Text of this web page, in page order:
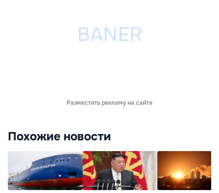
Разместить рекламу на сайте
Похожие новости